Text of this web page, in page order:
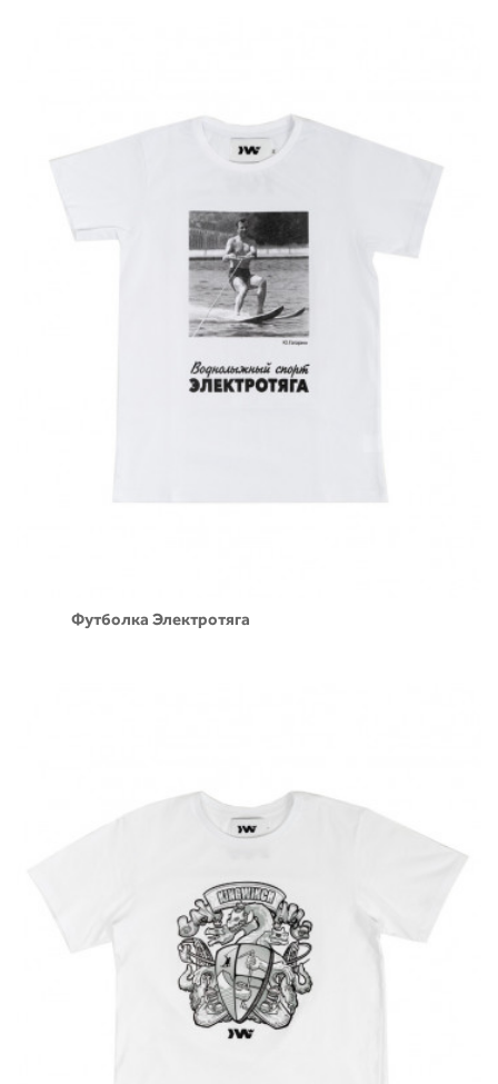
Футболка Электротяга